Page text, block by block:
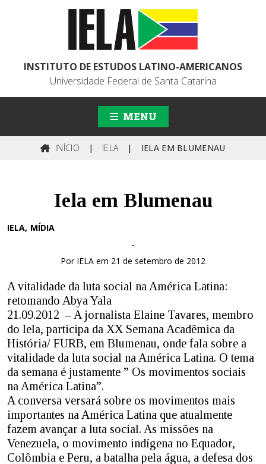
INSTITUTO DE ESTUDOS LATINO-AMERICANOS
Universidade Federal de Santa Catarina
MENU
INÍCIO | IELA | IELA EM BLUMENAU
Iela em Blumenau
IELA MÍDIA
-
Por IELA em 21 de setembro de 2012
A vitalidade da luta social na América Latina:
retomando Abya Yala
21.09.2012 – A jornalista Elaine Tavares, membro
do Iela, participa da XX Semana Acadêmica da
História/ FURB, em Blumenau, onde fala sobre a
vitalidade da luta social na América Latina. O tema
da semana é justamente ” Os movimentos sociais
na América Latina”.
A conversa versará sobre os movimentos mais
importantes na América Latina que atualmente
fazem avançar a luta social. As missões na
Venezuela, o movimento indígena no Equador,
Colômbia e Peru, a batalha pela água, a defesa dos